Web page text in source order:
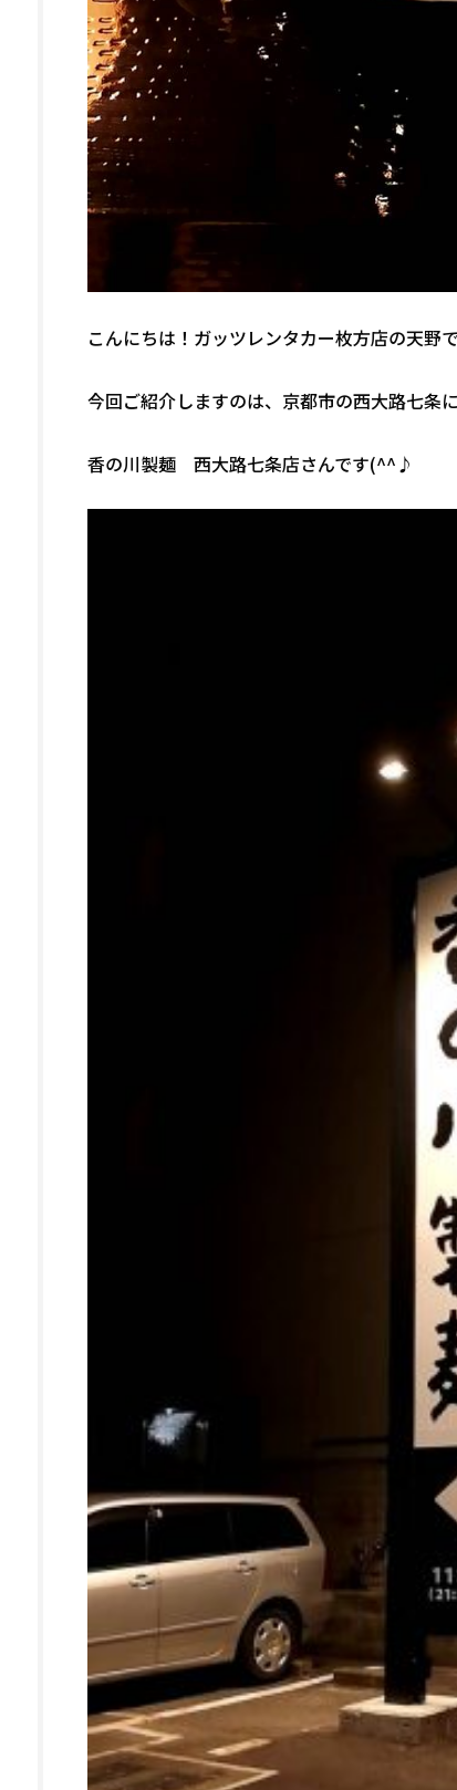
こんにちは！ガッツレンタカー枚方店の天野で
今回ご紹介しますのは、京都市の西大路七条
香の川製麺 西大路七条店さんです(^^♪